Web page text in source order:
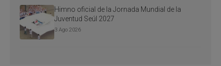
Himno oficial de la Jornada Mundial de la
Juventud Seúl 2027
3 Ago 2026